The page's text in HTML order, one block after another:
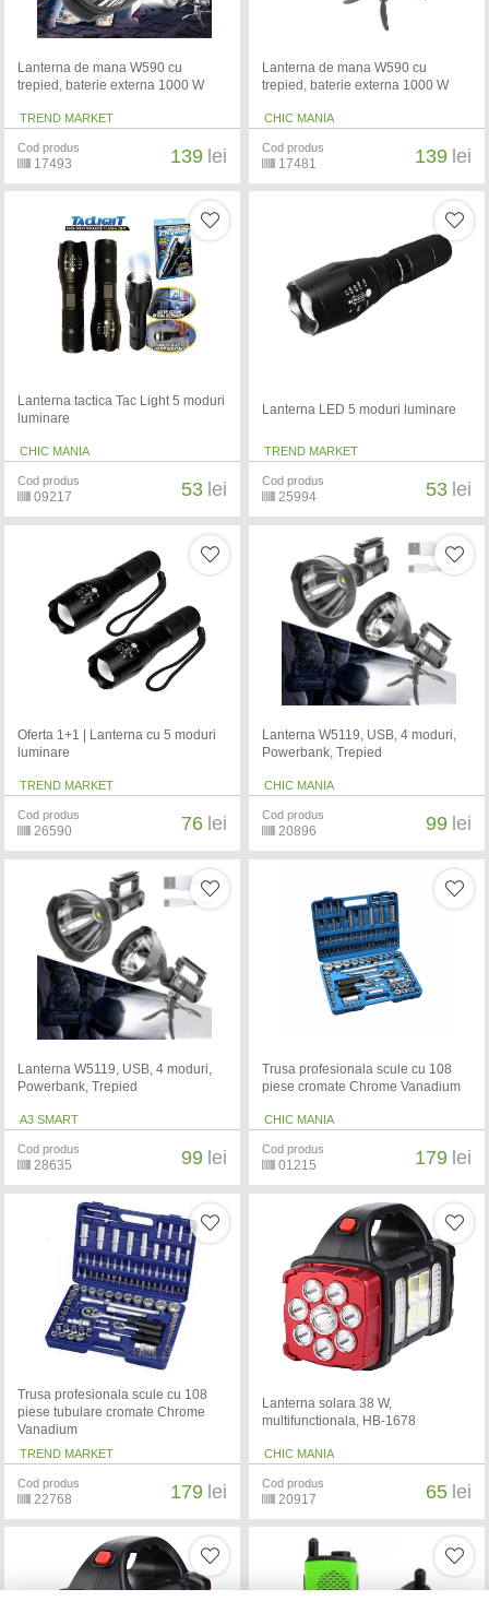
Lanterna de mana W590 cu
trepied, baterie externa 1000 W
TREND MARKET
Cod produs
17493 139 lei
Lanterna de mana W590 cu
trepied, baterie externa 1000 W
CHIC MANIA
Cod produs
17481 139 lei
Lanterna tactica Tac Light 5 moduri
luminare
CHIC MANIA
Cod produs
09217 53 lei
Lanterna LED 5 moduri luminare
TREND MARKET
Cod produs
25994 53 lei
Oferta 1+1 | Lanterna cu 5 moduri
luminare
TREND MARKET
Cod produs
26590 76 lei
Lanterna W5119, USB, 4 moduri,
Powerbank, Trepied
CHIC MANIA
Cod produs
20896 99 lei
Lanterna W5119, USB, 4 moduri,
Powerbank, Trepied
A3 SMART
Cod produs
28635 99 lei
Trusa profesionala scule cu 108
piese cromate Chrome Vanadium
CHIC MANIA
Cod produs
01215 179 lei
Trusa profesionala scule cu 108
piese tubulare cromate Chrome
Vanadium
TREND MARKET
Cod produs
22768 179 lei
Lanterna solara 38 W,
multifunctionala, HB-1678
CHIC MANIA
Cod produs
20917 65 lei